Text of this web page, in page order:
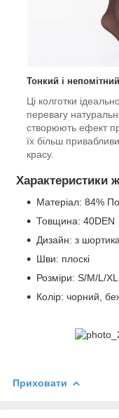
Тонкий і
Ці колготки
перевагу
створюють ефект
їх більш
красу.
Характеристики
Матеріал: 84%
Товщина: 40DEN
Дизайн: з
Шви: плоскі
Розміри: S/M/L/
Колір: чорний,
Приховати